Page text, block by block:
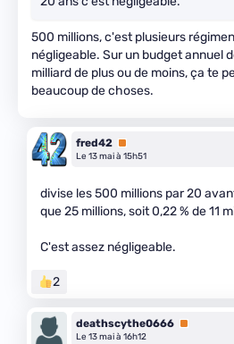
500 millions, c'est plusieurs
négligeable. Sur un budget annuel
milliard de plus ou de moins, ça te
beaucoup de choses.
fred42 Premium
Le 13 mai à 15h51
divise les 500 millions par 20
que 25 millions, soit 0,22 % de 11
C'est assez négligeable.
2
deathscythe0666 Premium
Le 13 mai à 16h12